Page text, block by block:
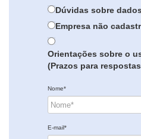
Dúvidas sobre
Empresa não
Orientações sobre o
(Prazos para
Nome*
E-mail*